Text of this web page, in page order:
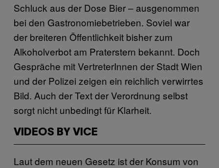
Schluck aus der Dose Bier – ausgenommen
bei den Gastronomiebetrieben. Soviel war
der breiteren Öffentlichkeit bisher zum
Alkoholverbot am Praterstern bekannt. Doch
Gespräche mit VertreterInnen der Stadt Wien
und der Polizei zeigen ein reichlich verwirrtes
Bild. Auch der Text der Verordnung selbst
sorgt nicht unbedingt für Klarheit.
VIDEOS BY VICE
Laut dem neuen Gesetz ist der Konsum von